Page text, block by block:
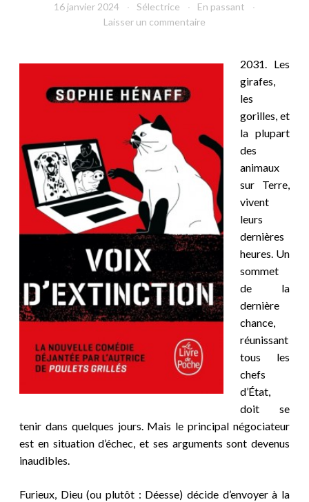
16 janvier 2024 Sélectrice
En passant
Laisser un commentaire
2031. Les
girafes,
les
gorilles, et
la plupart
des
animaux
sur Terre,
vivent
leurs
dernières
heures. Un
sommet
de la
dernière
chance,
réunissant
tous les
chefs
d’État,
doit se
tenir dans quelques jours. Mais le principal négociateur
est en situation d’échec, et ses arguments sont devenus
inaudibles.
Furieux, Dieu (ou plutôt : Déesse) décide d’envoyer à la